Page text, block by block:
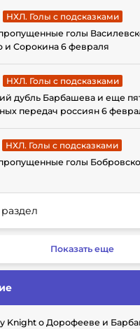
НХЛ. Голы с подсказками
голы
и Сорокина 6 февраля
НХЛ. Голы с подсказками
дубль Барбашева и еще
передач россиян 6
НХЛ. Голы с подсказками
голы
Показать еще
Knight о Дорофееве и